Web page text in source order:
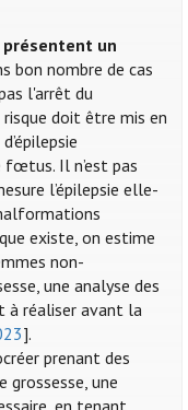
un
bon nombre de cas
l'arrêt du
doit être mis en
Il n’est pas
l’épilepsie elle-
existe, on estime
non-
une analyse des
à réaliser avant la
].
prenant des
grossesse, une